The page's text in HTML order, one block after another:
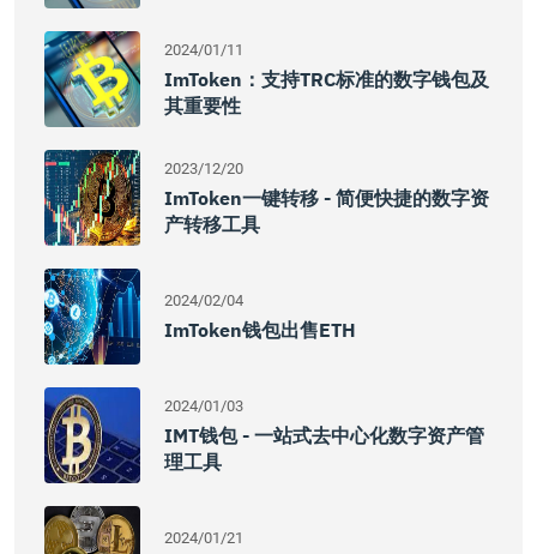
2024/01/11
ImToken：支持TRC标准的数字钱包及
其重要性
2023/12/20
ImToken一键转移 - 简便快捷的数字资
产转移工具
2024/02/04
ImToken钱包出售ETH
2024/01/03
IMT钱包 - 一站式去中心化数字资产管
理工具
2024/01/21